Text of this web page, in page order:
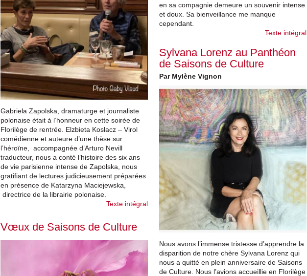
Gabriela Zapolska, dramaturge et journaliste
polonaise était à l’honneur en cette soirée de
Florilège de rentrée. Elzbieta Koslacz – Virol
comédienne et auteure d’une thèse sur
l’héroïne, accompagnée d’Arturo Nevill
traducteur, nous a conté l’histoire des six ans
de vie parisienne intense de Zapolska, nous
gratifiant de lectures judicieusement préparées
en présence de Katarzyna Maciejewska,
directrice de la librairie polonaise.
Texte intégral
en sa compagnie demeure un souvenir intense
et doux. Sa bienveillance me manque
cependant.
Texte intégral
Vœux de Saisons de Culture
Sylvana Lorenz au Panthéon
de Saisons de Culture
Par Mylène Vignon
Nous avons l’immense tristesse d’apprendre la
disparition de notre chère Sylvana Lorenz qui
nous a quitté en plein anniversaire de Saisons
de Culture. Nous l’avions accueillie en Florilège